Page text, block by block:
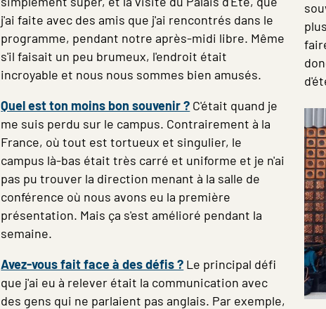
j'ai faite avec des amis que j'ai rencontrés dans le
programme, pendant notre après-midi libre. Même
s'il faisait un peu brumeux, l'endroit était
incroyable et nous nous sommes bien amusés.
Quel est ton moins bon souvenir ? C'était quand je
me suis perdu sur le campus. Contrairement à la
France, où tout est tortueux et singulier, le
campus là-bas était très carré et uniforme et je n'ai
pas pu trouver la direction menant à la salle de
conférence où nous avons eu la première
présentation. Mais ça s'est amélioré pendant la
semaine.
Avez-vous fait face à des défis ? Le principal défi
que j'ai eu à relever était la communication avec
des gens qui ne parlaient pas anglais. Par exemple,